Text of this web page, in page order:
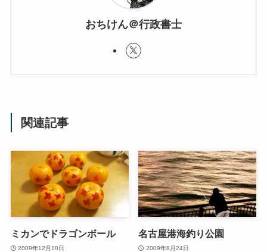
おちけん＠行政書士
関連記事
ミカンでドラゴンボール
2009年12月10日
名古屋港海釣り公園
2009年8月24日